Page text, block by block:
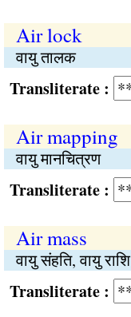
Air lock
वायु तालक
:
Air mapping
वायु मानचित्रण
:
Air mass
वायु संहति, वायु राशि
: